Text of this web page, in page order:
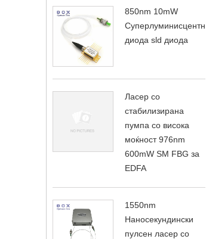
850nm 10mW
Суперлуминисцентна
диода sld диода
Ласер со
стабилизирана
пумпа со висока
моќност 976nm
600mW SM FBG за
EDFA
1550nm
Наносекундински
пулсен ласер со